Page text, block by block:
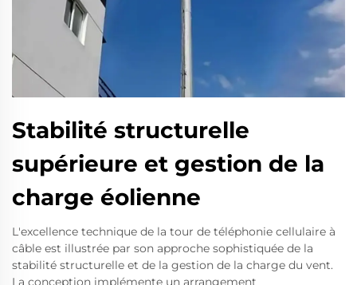
Stabilité structurelle
supérieure et gestion de la
charge éolienne
L'excellence technique de la tour de téléphonie cellulaire à
câble est illustrée par son approche sophistiquée de la
stabilité structurelle et de la gestion de la charge du vent.
La conception implémente un arrangement